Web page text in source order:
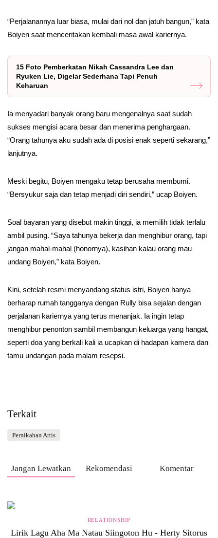
“Perjalanannya luar biasa, mulai dari nol dan jatuh bangun,” kata
Boiyen saat menceritakan kembali masa awal kariernya.
15 Foto Pemberkatan Nikah Cassandra Lee dan
Ryuken Lie, Digelar Sederhana Tapi Penuh
Keharuan
Ia menyadari banyak orang baru mengenalnya saat sudah
sukses mengisi acara besar dan menerima penghargaan.
“Orang tahunya aku sudah ada di posisi enak seperti sekarang,”
lanjutnya.
Meski begitu, Boiyen mengaku tetap berusaha membumi.
“Bersyukur saja dan tetap menjadi diri sendiri,” ucap Boiyen.
Soal bayaran yang disebut makin tinggi, ia memilih tidak terlalu
ambil pusing. “Saya tahunya bekerja dan menghibur orang, tapi
jangan mahal-mahal (honornya), kasihan kalau orang mau
undang Boiyen,” kata Boiyen.
Kini, setelah resmi menyandang status istri, Boiyen hanya
berharap rumah tangganya dengan Rully bisa sejalan dengan
perjalanan kariernya yang terus menanjak. Ia ingin tetap
menghibur penonton sambil membangun keluarga yang hangat,
seperti doa yang berkali kali ia ucapkan di hadapan kamera dan
tamu undangan pada malam resepsi.
Terkait
Pernikahan Artis
Jangan Lewatkan Rekomendasi Komentar
RELATIONSHIP
Lirik Lagu Aha Ma Natau Siingoton Hu - Herty Sitorus